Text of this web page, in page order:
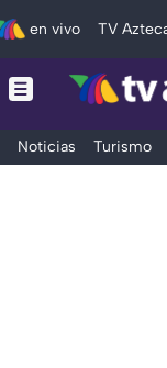
en vivo TV
Noticias Turismo